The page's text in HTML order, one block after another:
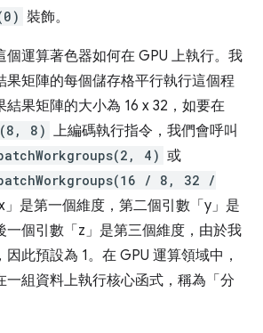
裝飾。
個運算著色器如何在 GPU 上執行。我
果矩陣的每個儲存格平行執行這個程
果矩陣的大小為 16 x 32，如要在
8) 上編碼執行指令，我們會呼叫
4) 或
/ 8, 32 /
」是第一個維度，第二個引數「y」是
一個引數「z」是第三個維度，由於我
此預設為 1。在 GPU 運算領域中，
一組資料上執行核心函式，稱為「分